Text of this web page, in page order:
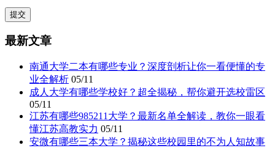
最新文章
南通大学二本有哪些专业？深度剖析让你一看便懂的专
业全解析 05/11
成人大学有哪些学校好？超全揭秘，帮你避开选校雷区
05/11
江苏有哪些985211大学？最新名单全解读，教你一眼看
懂江苏高教实力 05/11
安微有哪些三本大学？揭秘这些校园里的不为人知故事